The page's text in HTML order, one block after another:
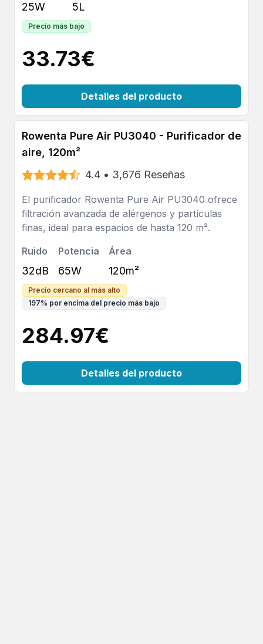
25W 5L
Precio más bajo
33.73€
Detalles del producto
Rowenta Pure Air PU3040 - Purificador de
aire, 120m²
4.4 • 3,676 Reseñas
El purificador Rowenta Pure Air PU3040 ofrece
filtración avanzada de alérgenos y partículas
finas, ideal para espacios de hasta 120 m².
Ruido
32dB
Potencia
65W
Área
120m²
Precio cercano al más alto
197% por encima del precio más bajo
284.97€
Detalles del producto